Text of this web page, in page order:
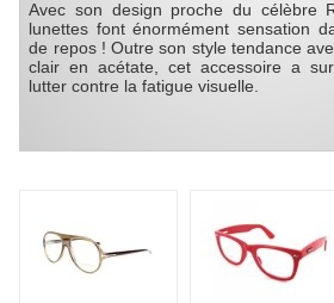
Avec son design proche du célèbre
lunettes font énormément sensation
de repos ! Outre son style tendance
clair en acétate, cet accessoire a
lutter contre la fatigue visuelle.